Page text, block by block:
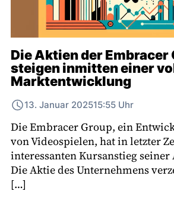
Die Aktien der Embracer
steigen inmitten einer
Marktentwicklung
13. Januar 202515:55 Uhr
Die Embracer Group, ein
von Videospielen, hat in letzter
interessanten Kursanstieg
Die Aktie des Unternehmens
[…]